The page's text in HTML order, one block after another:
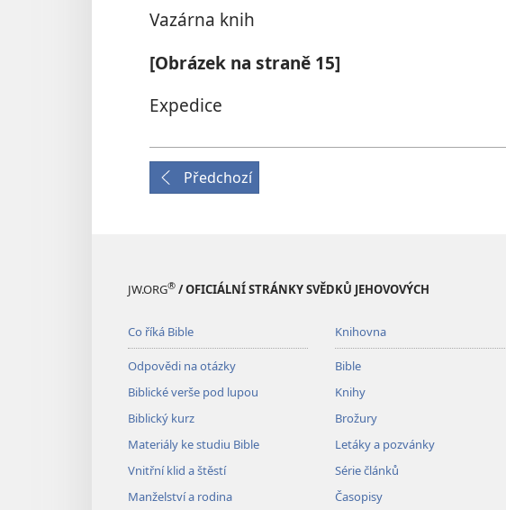
Vazárna knih
[Obrázek na straně 15]
Expedice
Předchozí
JW.ORG® / OFICIÁLNÍ STRÁNKY SVĚDKŮ JEHOVOVÝCH
Co říká Bible
Odpovědi na otázky
Biblické verše pod lupou
Biblický kurz
Materiály ke studiu Bible
Vnitřní klid a štěstí
Manželství a rodina
Knihovna
Bible
Knihy
Brožury
Letáky a pozvánky
Série článků
Časopisy